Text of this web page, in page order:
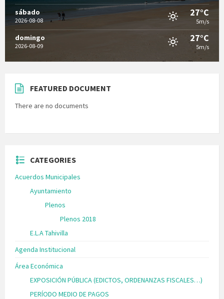
sábado
2026-08-08
27°C
5m/s
domingo
2026-08-09
27°C
5m/s
FEATURED DOCUMENT
There are no documents
CATEGORIES
Acuerdos Municipales
Ayuntamiento
Plenos
Plenos 2018
E.L.A Tahivilla
Agenda Institucional
Área Económica
EXPOSICIÓN PÚBLICA (EDICTOS, ORDENANZAS FISCALES…)
PERÍODO MEDIO DE PAGOS